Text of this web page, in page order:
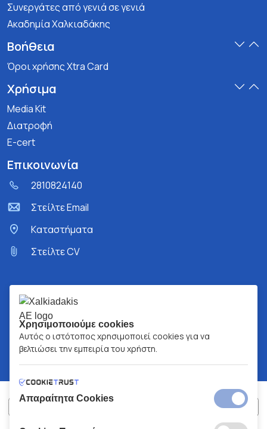
Συνεργάτες από γενιά σε γενιά
Ακαδημία Χαλκιαδάκης
Βοήθεια
Όροι χρήσης Xtra Card
Χρήσιμα
Media Kit
Διατροφή
E-cert
Επικοινωνία
2810824140
Στείλτε Email
Kαταστήματα
Στείλτε CV
Χρησιμοποιούμε cookies
Αυτός ο ιστότοπος χρησιμοποιεί cookies για να
βελτιώσει την εμπειρία του χρήστη.
Απαραίτητα Cookies